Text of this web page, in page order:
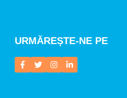
URMĂREȘTE-NE PE